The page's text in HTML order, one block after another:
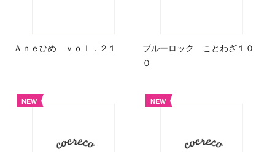
Ａｎｅひめ ｖｏｌ．２１
ブルーロック ことわざ１０
０
NEW NEW